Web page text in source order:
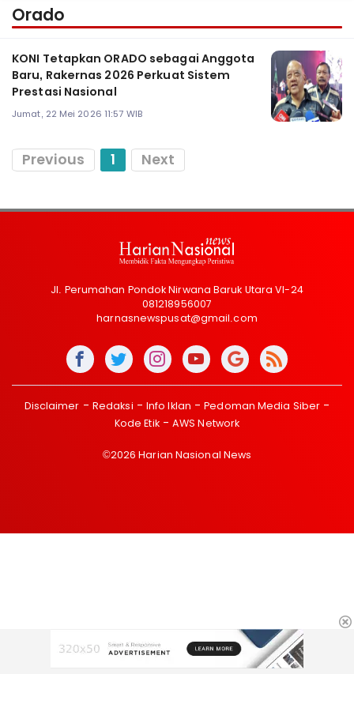
Orado
KONI Tetapkan ORADO sebagai Anggota
Baru, Rakernas 2026 Perkuat Sistem
Prestasi Nasional
Jumat, 22 Mei 2026 11:57 WIB
Previous 1 Next
Jl. Perumahan Pondok Nirwana Baruk Utara VI-24
081218956007
harnasnewspusat@gmail.com
Disclaimer Redaksi Info Iklan
Pedoman Media Siber
Kode Etik
AWS Network
©2026 Harian Nasional News